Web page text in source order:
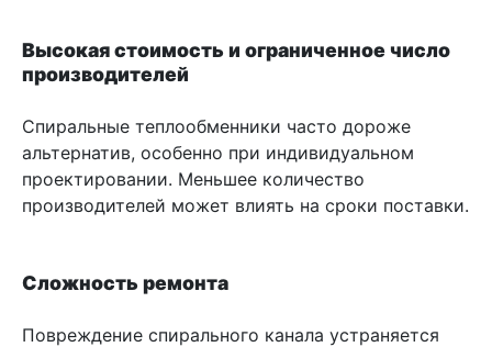
Высокая стоимость и ограниченное число
производителей
Спиральные теплообменники часто дороже
альтернатив, особенно при индивидуальном
проектировании. Меньшее количество
производителей может влиять на сроки поставки.
Сложность ремонта
Повреждение спирального канала устраняется